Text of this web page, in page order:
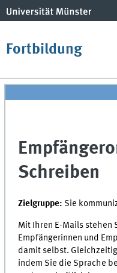
Fortbildung
Schreiben
Zielgruppe: Sie
Mit Ihren E-Mails stehen
Empfängerinnen und
damit selbst.
indem Sie die Sprache